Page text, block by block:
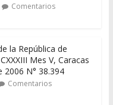
Comentarios
la República de
Mes V, Caracas
2006 N° 38.394
Comentarios